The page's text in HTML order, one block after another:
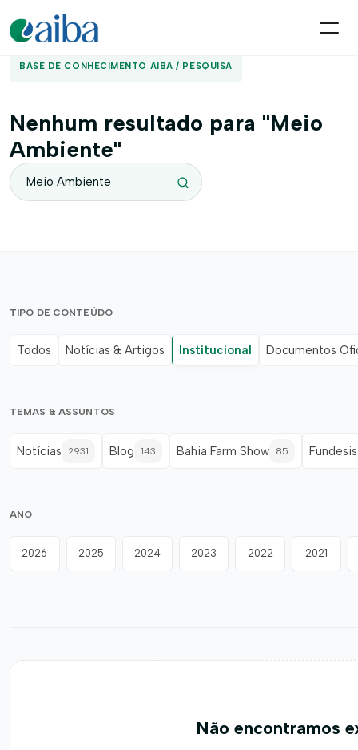
BASE DE CONHECIMENTO AIBA / PESQUISA
Nenhum resultado para "Meio
Ambiente"
TIPO DE CONTEÚDO
Todos Notícias & Artigos Institucional Documentos
TEMAS & ASSUNTOS
Notícias 2931 Blog 143 Bahia Farm Show 85 Fundesis
ANO
2026 2025 2024 2023 2022 2021
Não encontramos